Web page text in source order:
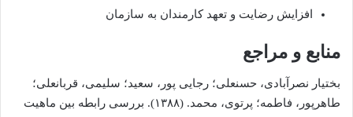
افزایش رضایت و تعهد کارمندان به سازمان
منابع و مراجع
بختیار نصرآبادی، حسنعلی؛ رجایی پور، سعید؛ سلیمی، قربانعلی؛
طاهرپور، فاطمه؛ پرتوی، محمد. (۱۳۸۸). بررسی رابطه بین ماهیت